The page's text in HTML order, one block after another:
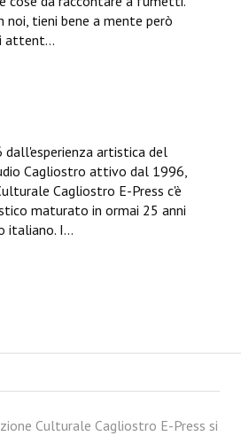
noi, tieni bene a mente però
attent...
artistica del
Cagliostro attivo dal 1996,
Cagliostro E-Press c'è
maturato in ormai 25 anni
italiano. I...
Culturale Cagliostro E-Press si